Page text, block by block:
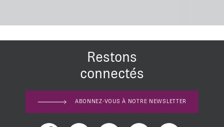
Restons
connectés
ABONNEZ-VOUS À NOTRE NEWSLETTER